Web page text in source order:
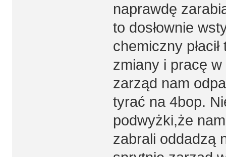
naprawdę
to dosłownie
chemiczny
zmiany i pracę w
zarząd nam
tyrać na 4bop.
podwyżki,że
zabrali oddadzą